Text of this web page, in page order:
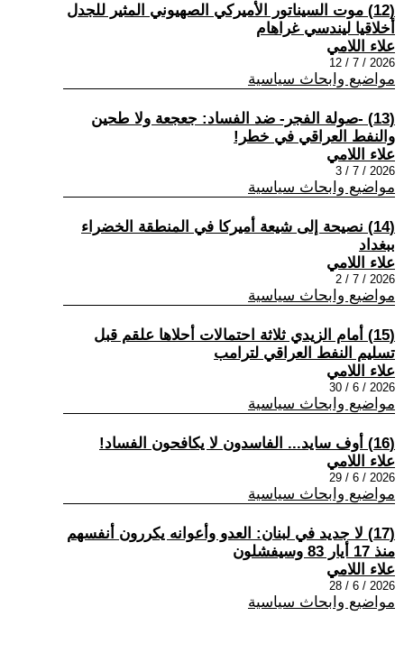
(12) موت السيناتور الأميركي الصهيوني المثير للجدل
أخلاقيا ليندسي غراهام
علاء اللامي
2026 / 7 / 12
مواضيع وابحاث سياسية
(13) -صولة الفجر- ضد الفساد: جعجعة ولا طحين
والنفط العراقي في خطر!
علاء اللامي
2026 / 7 / 3
مواضيع وابحاث سياسية
(14) نصيحة إلى شيعة أميركا في المنطقة الخضراء
ببغداد
علاء اللامي
2026 / 7 / 2
مواضيع وابحاث سياسية
(15) أمام الزيدي ثلاثة احتمالات أحلاها علقم قبل
تسليم النفط العراقي لترامب
علاء اللامي
2026 / 6 / 30
مواضيع وابحاث سياسية
(16) أوف سايد... الفاسدون لا يكافحون الفساد!
علاء اللامي
2026 / 6 / 29
مواضيع وابحاث سياسية
(17) لا جديد في لبنان: العدو وأعوانه يكررون أنفسهم
منذ 17 أيار 83 وسيفشلون
علاء اللامي
2026 / 6 / 28
مواضيع وابحاث سياسية